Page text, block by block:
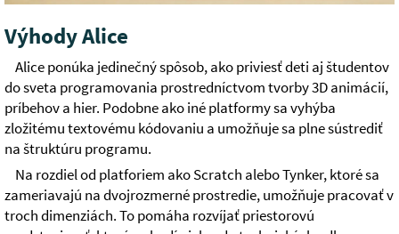
Výhody Alice
Alice ponúka jedinečný spôsob, ako priviesť deti aj študentov
do sveta programovania prostredníctvom tvorby 3D animácií,
príbehov a hier. Podobne ako iné platformy sa vyhýba
zložitému textovému kódovaniu a umožňuje sa plne sústrediť
na štruktúru programu.
Na rozdiel od platforiem ako Scratch alebo Tynker, ktoré sa
zameriavajú na dvojrozmerné prostredie, umožňuje pracovať v
troch dimenziách. To pomáha rozvíjať priestorovú